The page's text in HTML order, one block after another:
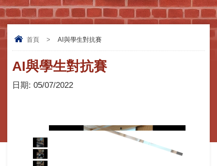
首頁 > AI與學生對抗賽
AI與學生對抗賽
日期: 05/07/2022